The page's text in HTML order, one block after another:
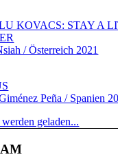
KOVACS: STAY A
/ Österreich 2021
Peña / Spanien
geladen...